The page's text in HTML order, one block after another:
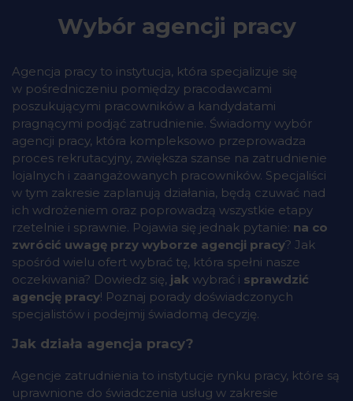
Wybór agencji pracy
Agencja pracy to instytucja, która specjalizuje się
w pośredniczeniu pomiędzy pracodawcami
poszukującymi pracowników a kandydatami
pragnącymi podjąć zatrudnienie. Świadomy wybór
agencji pracy, która kompleksowo przeprowadza
proces rekrutacyjny, zwiększa szanse na zatrudnienie
lojalnych i zaangażowanych pracowników. Specjaliści
w tym zakresie zaplanują działania, będą czuwać nad
ich wdrożeniem oraz poprowadzą wszystkie etapy
rzetelnie i sprawnie. Pojawia się jednak pytanie: na co
zwrócić uwagę przy wyborze agencji pracy? Jak
spośród wielu ofert wybrać tę, która spełni nasze
oczekiwania? Dowiedz się, jak wybrać i sprawdzić
agencję pracy! Poznaj porady doświadczonych
specjalistów i podejmij świadomą decyzję.
Jak działa agencja pracy?
Agencje zatrudnienia to instytucje rynku pracy, które są
uprawnione do świadczenia usług w zakresie